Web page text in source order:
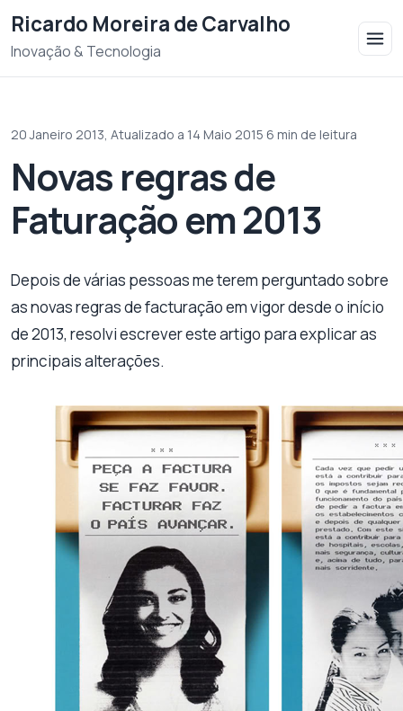
Ricardo Moreira de Carvalho
Inovação & Tecnologia
20 Janeiro 2013, Atualizado a 14 Maio 2015 6 min de leitura
Novas regras de
Faturação em 2013
Depois de várias pessoas me terem perguntado sobre
as novas regras de facturação em vigor desde o início
de 2013, resolvi escrever este artigo para explicar as
principais alterações.